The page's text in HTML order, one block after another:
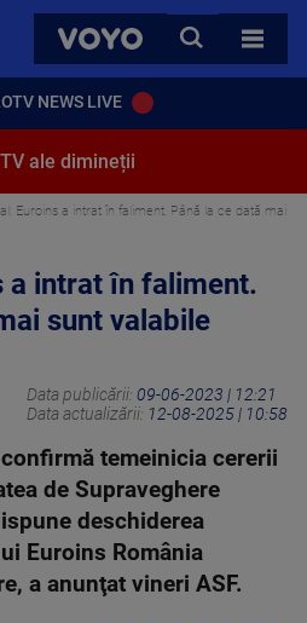
VOYO
CAUTA
TOATE
NEWS LIVE
ale dimineții
Euroins a intrat în faliment. Până la ce dată mai
a intrat în faliment.
sunt valabile
Data publicării: 09-06-2023 | 12:21
Data actualizării: 12-08-2025 | 10:58
temeinicia cererii
de Supraveghere
deschiderea
Euroins România
a anunţat vineri ASF.